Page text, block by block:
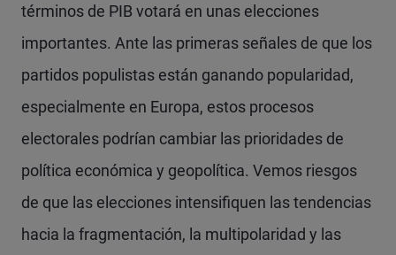
términos de PIB votará en unas elecciones
importantes. Ante las primeras señales de que los
partidos populistas están ganando popularidad,
especialmente en Europa, estos procesos
electorales podrían cambiar las prioridades de
política económica y geopolítica. Vemos riesgos
de que las elecciones intensifiquen las tendencias
hacia la fragmentación, la multipolaridad y las